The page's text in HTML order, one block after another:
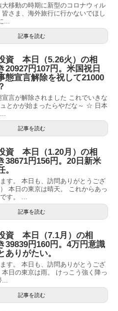
移動の時期に新型のコロナウィル
さま、海外旅行に行かないでほし
...
記事を読む
資 本日（5.26火）の相
20927円107円。米国祝日
態宣言解除を祝して21000
言が解除されました これでいきな
とかが始まったらやだな～ ☆ 日本
記事を読む
資 本日（1.20月）の相
38671円156円。20日新米
。
す。 本日も、訪問ありがとうござ
本日の東京は晴天。 これからあっ
す。 ...
記事を読む
資 本日（7.1月）の相
39839円160円。4万円意識
ありがたい。
す。 本日も、訪問ありがとうござ
日の東京は雨。 けっこう強く降っ
...
記事を読む